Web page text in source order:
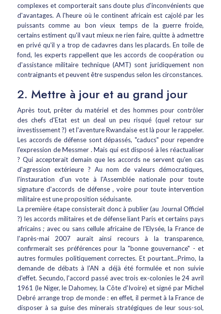
complexes et comporterait sans doute plus d'inconvénients que
d'avantages. A l'heure où le continent africain est cajolé par les
puissants comme au bon vieux temps de la guerre froide,
certains estiment qu'il vaut mieux ne rien faire, quitte à admettre
en privé qu'il y a trop de cadavres dans les placards. En toile de
fond, les experts rappellent que les accords de coopération ou
d'assistance militaire technique (AMT) sont juridiquement non
contraignants et peuvent être suspendus selon les circonstances.
2. Mettre à jour et au grand jour
Après tout, prêter du matériel et des hommes pour contrôler
des chefs d'Etat est un deal un peu risqué (quel retour sur
investissement ?) et l'aventure Rwandaise est là pour le rappeler.
Les accords de défense sont dépassés, "caducs" pour rependre
l'expression de Messmer . Mais qui est disposé à les réactualiser
? Qui accepterait demain que les accords ne servent qu'en cas
d'agression extérieure ? Au nom de valeurs démocratiques,
l'instauration d'un vote à l'Assemblée nationale pour toute
signature d'accords de défense , voire pour toute intervention
militaire est une proposition séduisante.
La première étape consisterait donc à publier (au Journal Officiel
?) les accords militaires et de défense liant Paris et certains pays
africains ; avec ou sans cellule africaine de l'Elysée, la France de
l'après-mai 2007 aurait ainsi recours à la transparence,
confirmerait ses préférences pour la "bonne gouvernance" - et
autres formules politiquement correctes. Et pourtant...Primo, la
demande de débats à l'AN a déjà été formulée et non suivie
d'effet. Secundo, l'accord passé avec trois ex-colonies le 24 avril
1961 (le Niger, le Dahomey, la Côte d'Ivoire) et signé par Michel
Debré arrange trop de monde : en effet, il permet à la France de
disposer à sa guise des minerais stratégiques de leur sous-sol,